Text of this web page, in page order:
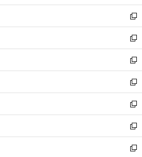
開
く
新
し
い
ウ
ィ
ン
ド
ウ
で
開
く
新
し
い
ウ
ィ
ン
ド
ウ
で
開
く
新
し
い
ウ
ィ
ン
ド
ウ
で
新
し
い
ウ
ィ
ン
ド
新
し
い
ウ
ィ
新
し
い
新